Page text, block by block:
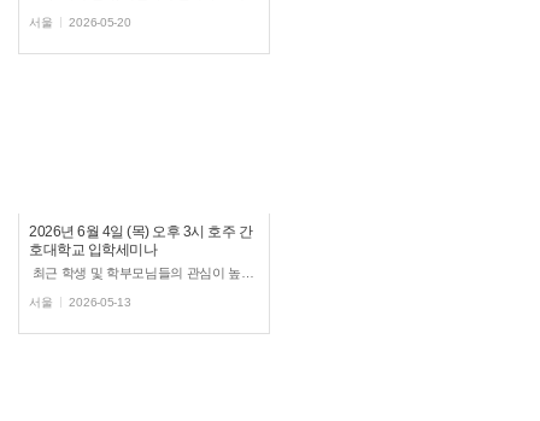
서울 2026-05-20
2026년 6월 4일 (목) 오후 3시 호주 간
호대학교 입학세미나
서울 2026-05-13